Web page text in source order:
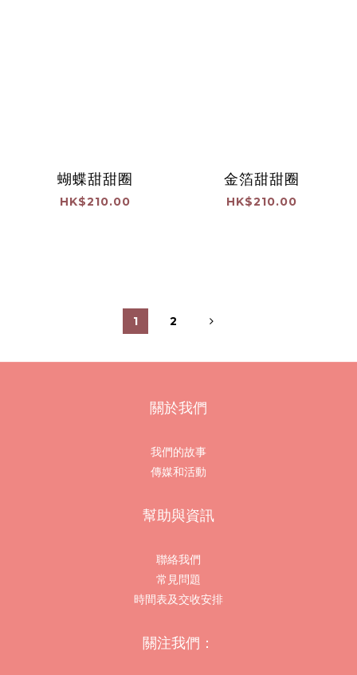
蝴蝶甜甜圈
HK$210.00
金箔甜甜圈
HK$210.00
1 2
關於我們
我們的故事
傳媒和活動
幫助與資訊
聯絡我們
常見問題
時間表及交收安排
關注我們：